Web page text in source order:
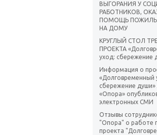
ВЫГОРАНИЯ У
РАБОТНИКОВ,
ПОМОЩЬ
НА ДОМУ
КРУГЛЫЙ СТОЛ
ПРОЕКТА
уход: сбережение
Информация о
«Долговременный
сбережение
«Опора»
электронных СМИ
Отзывы
"Опора" о работе
проекта